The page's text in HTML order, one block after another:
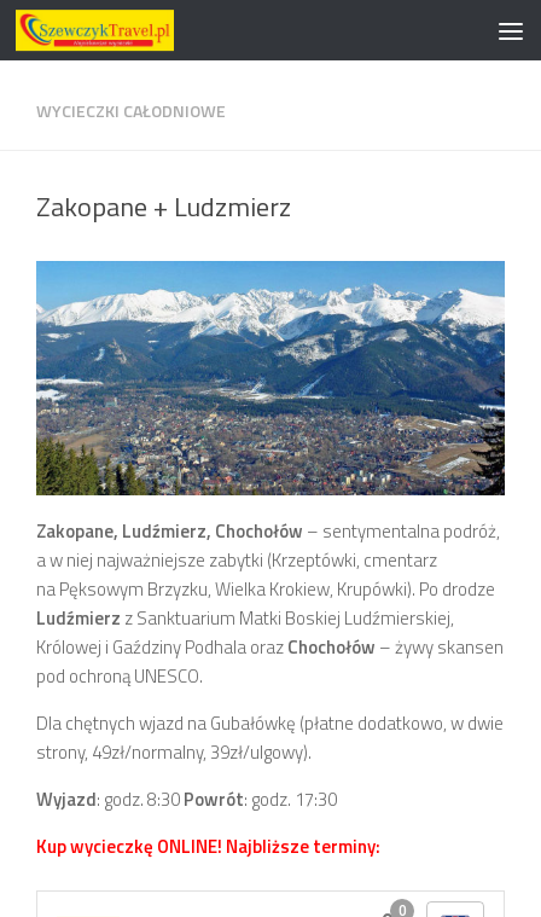
Przeskocz do treści
WYCIECZKI CAŁODNIOWE
Zakopane + Ludzmierz
Zakopane, Ludźmierz, Chochołów – sentymentalna podróż,
a w niej najważniejsze zabytki (Krzeptówki, cmentarz
na Pęksowym Brzyzku, Wielka Krokiew, Krupówki). Po drodze
Ludźmierz z Sanktuarium Matki Boskiej Ludźmierskiej,
Królowej i Gaździny Podhala orazChochołów – żywy skansen
pod ochroną UNESCO.
Dla chętnych wjazd na Gubałówkę (płatne dodatkowo, w dwie
strony, 49zł/normalny, 39zł/ulgowy).
Wyjazd: godz. 8:30Powrót: godz. 17:30
Kup wycieczkę ONLINE! Najbliższe terminy: